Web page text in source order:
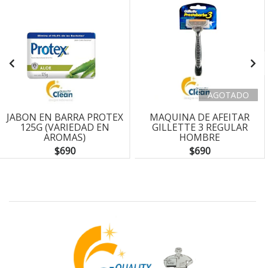
JABON EN BARRA PROTEX
125G (VARIEDAD EN
AROMAS)
$690
AGOTADO
MAQUINA DE AFEITAR
GILLETTE 3 REGULAR
HOMBRE
$690